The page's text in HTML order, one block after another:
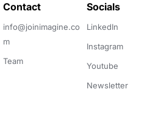
Contact
info@joinimagine.co
m
Team
Socials
LinkedIn
Instagram
Youtube
Newsletter